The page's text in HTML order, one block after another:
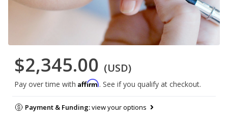
$2,345.00 (USD)
Pay over time with Affirm. See if you qualify at checkout.
Payment & Funding:view your options